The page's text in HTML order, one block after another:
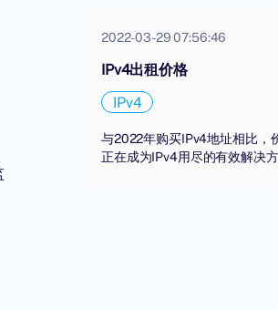
2022-03-29 07:56:46
IPv4出租价格
IPv4
与2022年购买IPv4地址相比，
正在成为IPv4用尽的有效解决方